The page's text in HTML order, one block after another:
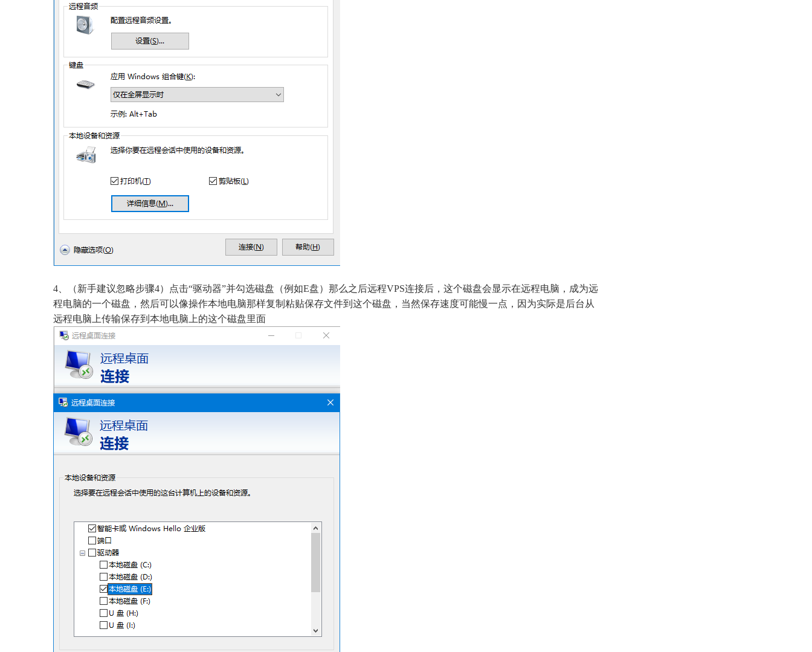
4、（新手建议忽略步骤4）点击“驱动器”并勾选磁盘（例如E盘）那么之后远程VPS连接后，这个磁盘会显示在远程电脑，成为远
程电脑的一个磁盘，然后可以像操作本地电脑那样复制粘贴保存文件到这个磁盘，当然保存速度可能慢一点，因为实际是后台从
远程电脑上传输保存到本地电脑上的这个磁盘里面